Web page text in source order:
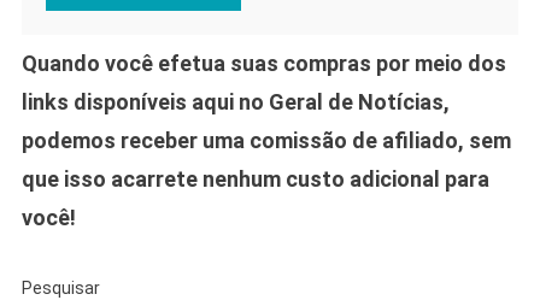
Quando você efetua suas compras por meio dos
links disponíveis aqui no Geral de Notícias,
podemos receber uma comissão de afiliado, sem
que isso acarrete nenhum custo adicional para
você!
Pesquisar